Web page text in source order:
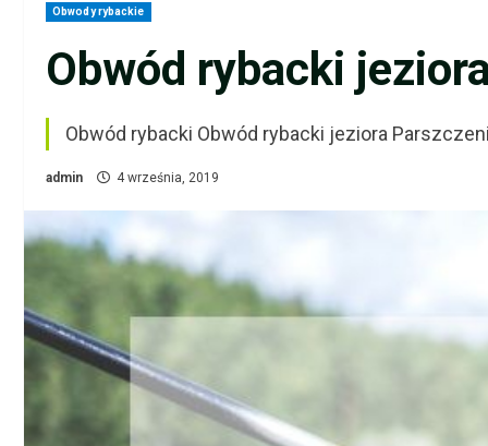
Obwody rybackie
Obwód rybacki
Obwód rybacki Obwód rybacki jeziora
admin 4 września, 2019